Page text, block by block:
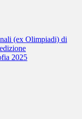
(ex Olimpiadi) di
2025